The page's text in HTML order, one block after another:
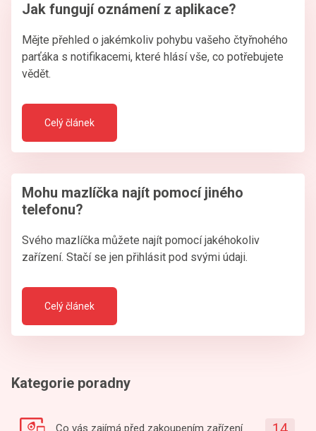
Jak fungují oznámení z aplikace?
Mějte přehled o jakémkoliv pohybu vašeho čtyřnohého
parťáka s notifikacemi, které hlásí vše, co potřebujete
vědět.
Celý článek
Mohu mazlíčka najít pomocí jiného
telefonu?
Svého mazlíčka můžete najít pomocí jakéhokoliv
zařízení. Stačí se jen přihlásit pod svými údaji.
Celý článek
Kategorie poradny
Co vás zajímá před zakoupením zařízení